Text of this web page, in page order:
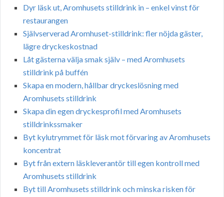
Dyr läsk ut, Aromhusets stilldrink in – enkel vinst för
restaurangen
Självserverad Aromhuset-stilldrink: fler nöjda gäster,
lägre dryckeskostnad
Låt gästerna välja smak själv – med Aromhusets
stilldrink på buffén
Skapa en modern, hållbar dryckeslösning med
Aromhusets stilldrink
Skapa din egen dryckesprofil med Aromhusets
stilldrinkssmaker
Byt kylutrymmet för läsk mot förvaring av Aromhusets
koncentrat
Byt från extern läskleverantör till egen kontroll med
Aromhusets stilldrink
Byt till Aromhusets stilldrink och minska risken för